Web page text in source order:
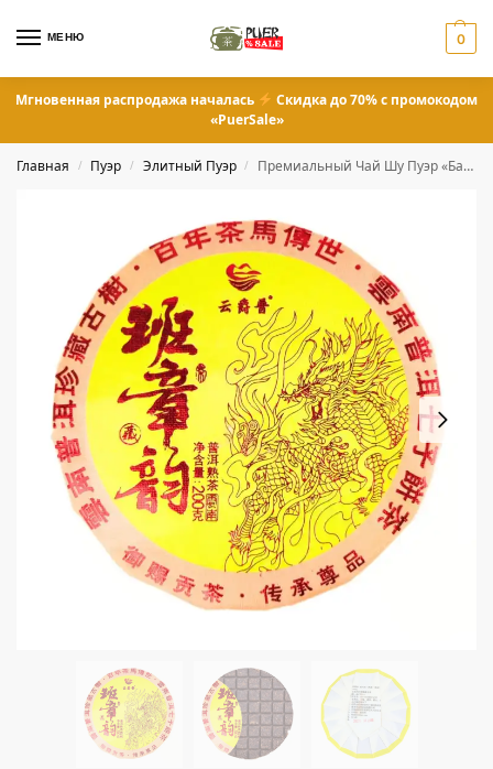
МЕНЮ 0
Мгновенная распродажа началась
Скидка до 70% с промокодом
«PuerSale»
Главная / Пуэр / Элитный Пуэр / Премиальный Чай Шу Пуэр «Бан Чжан Юнь» 200 грамм